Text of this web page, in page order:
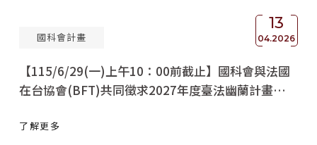
活動訊息
13
04.2026
國科會計畫
【115/6/29(一)上午10：00前截止】國科會與法國
在台協會(BFT)共同徵求2027年度臺法幽蘭計畫
了解更多